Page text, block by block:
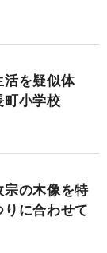
活を疑似体
小学校
宗の木像を特
に合わせて